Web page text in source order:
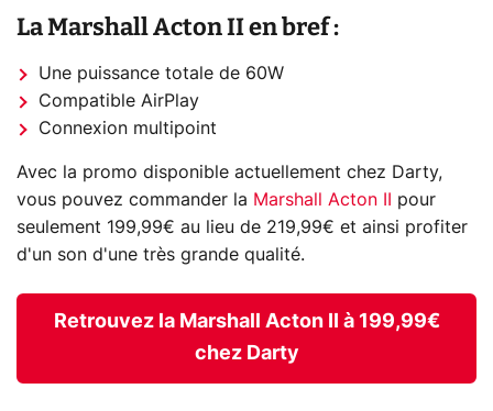
La Marshall Acton II en bref :
Une puissance totale de 60W
Compatible AirPlay
Connexion multipoint
Avec la promo disponible actuellement chez Darty,
vous pouvez commander la Marshall Acton II
pour
seulement 199,99€ au lieu de 219,99€ et ainsi profiter
d'un son d'une très grande qualité.
Retrouvez la Marshall Acton II à 199,99€
chez Darty